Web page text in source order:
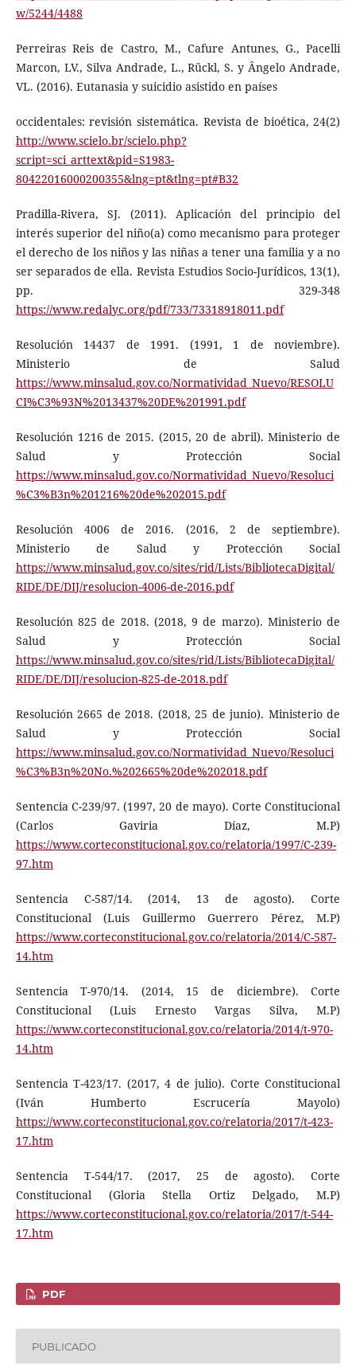
w/5244/4488
Perreiras Reis de Castro, M., Cafure Antunes, G., Pacelli
Marcon, LV., Silva Andrade, L., Rückl, S. y Ângelo Andrade,
VL. (2016). Eutanasia y suicidio asistido en países
occidentales: revisión sistemática. Revista de bioética, 24(2)
http://www.scielo.br/scielo.php?
script=sci_arttext&pid=S1983-
80422016000200355&lng=pt&tlng=pt#B32
Pradilla-Rivera, SJ. (2011). Aplicación del principio del
interés superior del niño(a) como mecanismo para proteger
el derecho de los niños y las niñas a tener una familia y a no
ser separados de ella. Revista Estudios Socio-Jurídicos, 13(1),
pp. 329-348
https://www.redalyc.org/pdf/733/73318918011.pdf
Resolución 14437 de 1991. (1991, 1 de noviembre).
Ministerio de Salud
https://www.minsalud.gov.co/Normatividad_Nuevo/RESOLU
CI%C3%93N%2013437%20DE%201991.pdf
Resolución 1216 de 2015. (2015, 20 de abril). Ministerio de
Salud y Protección Social
https://www.minsalud.gov.co/Normatividad_Nuevo/Resoluci
%C3%B3n%201216%20de%202015.pdf
Resolución 4006 de 2016. (2016, 2 de septiembre).
Ministerio de Salud y Protección Social
https://www.minsalud.gov.co/sites/rid/Lists/BibliotecaDigital/
RIDE/DE/DIJ/resolucion-4006-de-2016.pdf
Resolución 825 de 2018. (2018, 9 de marzo). Ministerio de
Salud y Protección Social
https://www.minsalud.gov.co/sites/rid/Lists/BibliotecaDigital/
RIDE/DE/DIJ/resolucion-825-de-2018.pdf
Resolución 2665 de 2018. (2018, 25 de junio). Ministerio de
Salud y Protección Social
https://www.minsalud.gov.co/Normatividad_Nuevo/Resoluci
%C3%B3n%20No.%202665%20de%202018.pdf
Sentencia C-239/97. (1997, 20 de mayo). Corte Constitucional
(Carlos Gaviria Díaz, M.P)
https://www.corteconstitucional.gov.co/relatoria/1997/C-239-
97.htm
Sentencia C-587/14. (2014, 13 de agosto). Corte
Constitucional (Luis Guillermo Guerrero Pérez, M.P)
https://www.corteconstitucional.gov.co/relatoria/2014/C-587-
14.htm
Sentencia T-970/14. (2014, 15 de diciembre). Corte
Constitucional (Luis Ernesto Vargas Silva, M.P)
https://www.corteconstitucional.gov.co/relatoria/2014/t-970-
14.htm
Sentencia T-423/17. (2017, 4 de julio). Corte Constitucional
(Iván Humberto Escrucería Mayolo)
https://www.corteconstitucional.gov.co/relatoria/2017/t-423-
17.htm
Sentencia T-544/17. (2017, 25 de agosto). Corte
Constitucional (Gloria Stella Ortiz Delgado, M.P)
https://www.corteconstitucional.gov.co/relatoria/2017/t-544-
17.htm
PDF
PUBLICADO